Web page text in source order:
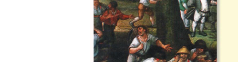
1
in
gallery
view